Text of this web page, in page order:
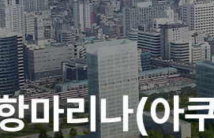
마리나(아